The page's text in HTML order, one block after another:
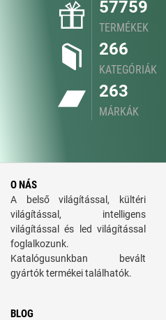
57759
TERMÉKEK
266
KATEGÓRIÁK
263
MÁRKÁK
O NÁS
A belső világítással, kültéri
világítással, intelligens
világítással és led világítással
foglalkozunk.
Katalógusunkban bevált
gyártók termékei találhatók.
BLOG